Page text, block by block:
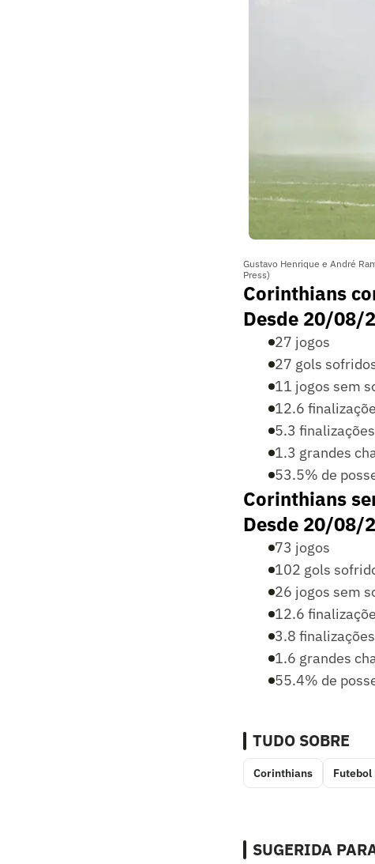
Gustavo Henrique e André
Press)
Corinthians
Desde 20/08/
27 jogos
27 gols
11 jogos sem
12.6
5.3
1.3 grandes
53.5% de
Corinthians
Desde 20/08/
73 jogos
102 gols
26 jogos sem
12.6
3.8
1.6 grandes
55.4% de
TUDO SOBRE
Corinthians Futebol
SUGERIDA